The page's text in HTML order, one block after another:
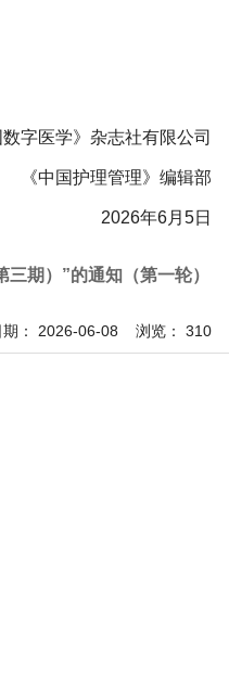
数字医学》杂志社有限公司
理管理》编辑部
年6月5日
期）”的通知（第一轮）
期： 2026-06-08 浏览： 310